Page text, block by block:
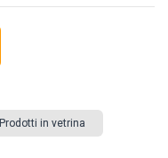
Prodotti in vetrina